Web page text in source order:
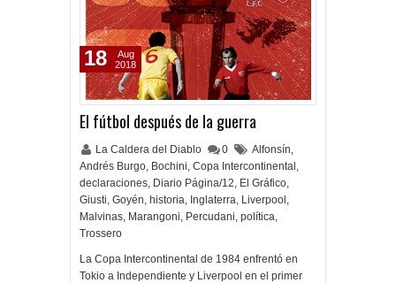
El fútbol después de la guerra
La Caldera del Diablo 0 Alfonsín,
Andrés Burgo, Bochini, Copa Intercontinental ,
declaraciones, Diario Página/12, El Gráfico,
Giusti, Goyén, historia, Inglaterra, Liverpool ,
Malvinas, Marangoni, Percudani, política,
Trossero
La Copa Intercontinental de 1984 enfrentó en
Tokio a Independiente y Liverpool en el primer
18
Aug
2018